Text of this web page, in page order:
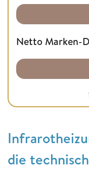
Netto Marken-
die